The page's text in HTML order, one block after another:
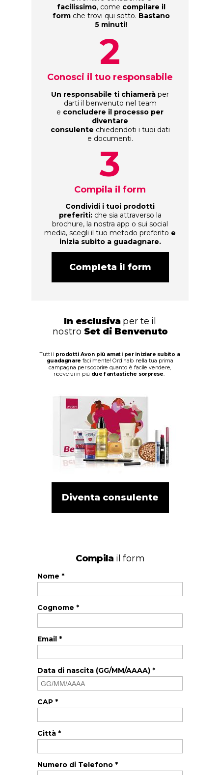
facilissimo, come compilare il
formche trovi qui sotto. Bastano
5 minuti!
Un responsabile ti chiamerà per
darti il benvenuto nel team
e concludere il processo per
diventare
consulente chiedendoti i tuoi dati
e documenti.
Condividi i tuoi prodotti
preferiti:che sia attraverso la
brochure, la nostra app o sui social
media, scegli il tuo metodo preferito e
inizia subito a guadagnare.
Completa il form
Compila il form
Conosci il tuo responsabile
2
3
Compila il form
Nome *
Cognome *
Email *
Data di nascita (GG/MM/AAAA) *
CAP *
Città *
Numero di Telefono *
In esclusivaper te il
nostro Set di Benvenuto
Tutti i prodotti Avon più amati per iniziare subito a
guadagnare facilmente! Ordinalo nella tua prima
campagna per scoprire quanto è facile vendere,
riceverai in più due fantastiche sorprese.
Diventa consulente